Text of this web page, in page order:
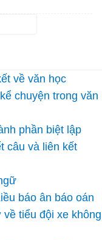
về văn học
chuyện trong văn
phần biệt lập
câu và liên kết
báo ân báo oán
tiểu đội xe không